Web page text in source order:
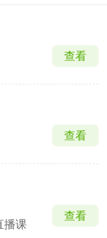
查看
查看
播课
查看